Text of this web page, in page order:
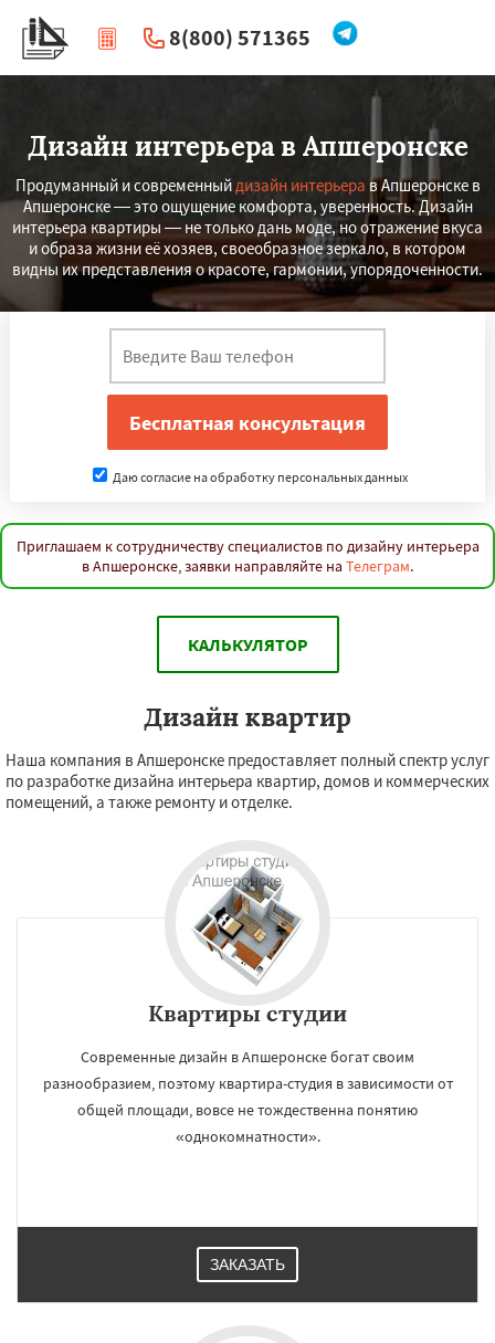
8(800) 571365
| Перезвоните мне
Дизайн интерьера в Апшеронске
Продуманный и современныйдизайн интерьера в Апшеронске в
Апшеронске — это ощущение комфорта, уверенность. Дизайн
интерьера квартиры — не только дань моде, но отражение вкуса
и образа жизни её хозяев, своеобразное зеркало, в котором
видны их представления о красоте, гармонии, упорядоченности.
Даю согласие на обработку персональных данных
Приглашаем к сотрудничеству специалистов по дизайну интерьера
в Апшеронске, заявки направляйте на Телеграм.
КАЛЬКУЛЯТОР
Дизайн квартир
Наша компания в Апшеронске предоставляет полный спектр услуг
по разработке дизайна интерьера квартир, домов и коммерческих
помещений, а также ремонту и отделке.
Квартиры студии
Современные дизайн в Апшеронске богат своим
разнообразием, поэтому квартира-студия в зависимости от
общей площади, вовсе не тождественна понятию
«однокомнатности».
ЗАКАЗАТЬ